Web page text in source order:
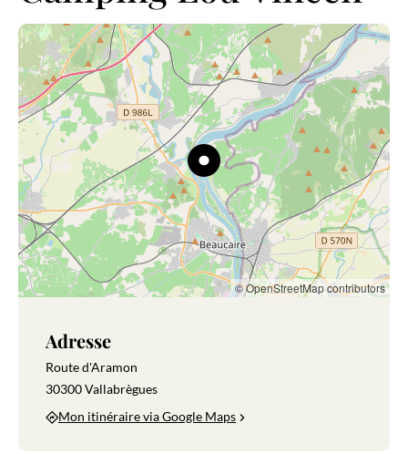
© OpenStreetMap contributors
Adresse
Route d'Aramon
30300 Vallabrègues
Mon itinéraire via Google Maps